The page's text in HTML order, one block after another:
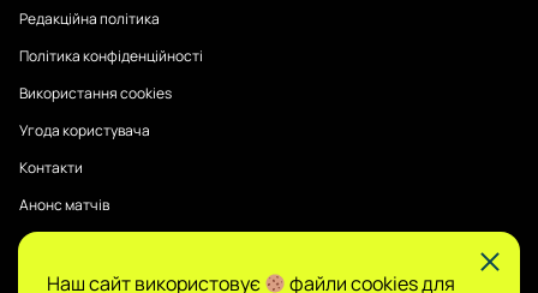
Редакційна політика
Політика конфіденційності
Використання cookies
Угода користувача
Контакти
Анонс матчів
Публікації на Sports Radar мають інформаційний характер.
Наш сайт використовує файли cookies для